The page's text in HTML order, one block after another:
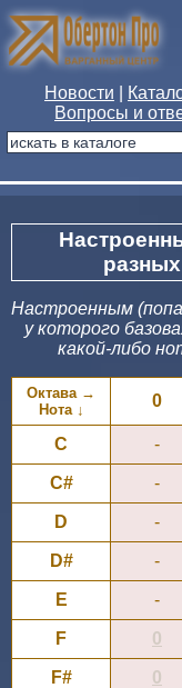
Новости
Вопросы и
Настроенным
у которого
какой-либо
Октава →
Нота ↓
0
C -
C# -
D -
D# -
E -
F 0
F# 0